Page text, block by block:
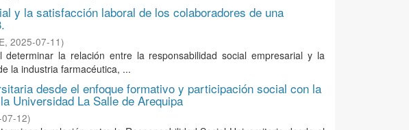
y la satisfacción laboral de los colaboradores de una
, 2025-07-11)
la relación entre la responsabilidad social empresarial y la
la industria farmacéutica, ...
desde el enfoque formativo y participación social con la
Universidad La Salle de Arequipa
12)